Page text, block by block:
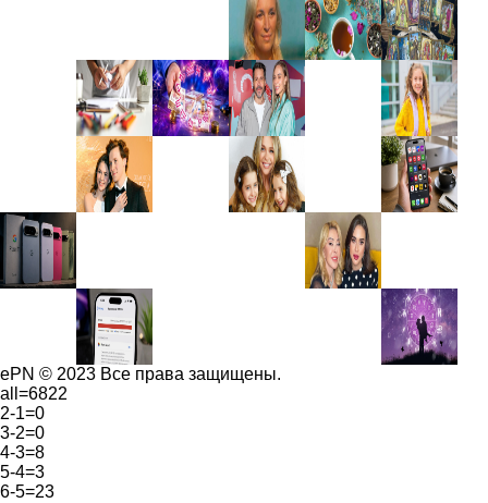
ePN © 2023 Все права защищены.
all=6822
2-1=0
3-2=0
4-3=8
5-4=3
6-5=23